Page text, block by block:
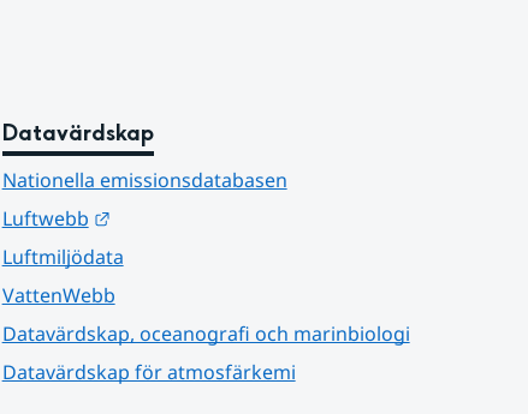
Datavärdskap
Nationella emissionsdatabasen
Luftwebb
Länk till annan webbplats.
Luftmiljödata
VattenWebb
Datavärdskap, oceanografi och marinbiologi
Datavärdskap för atmosfärkemi